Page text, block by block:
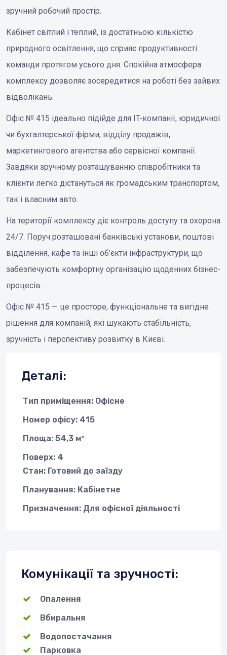
зручний робочий простір.
Кабінет світлий і теплий, із достатньою кількістю
природного освітлення, що сприяє продуктивності
команди протягом усього дня. Спокійна атмосфера
комплексу дозволяє зосередитися на роботі без зайвих
відволікань.
Офіс № 415 ідеально підійде для IT-компанії, юридичної
чи бухгалтерської фірми, відділу продажів,
маркетингового агентства або сервісної компанії.
Завдяки зручному розташуванню співробітники та
клієнти легко дістануться як громадським транспортом,
так і власним авто.
На території комплексу діє контроль доступу та охорона
24/7. Поруч розташовані банківські установи, поштові
відділення, кафе та інші об’єкти інфраструктури, що
забезпечують комфортну організацію щоденних бізнес-
процесів.
Офіс № 415 — це просторе, функціональне та вигідне
рішення для компаній, які шукають стабільність,
зручність і перспективу розвитку в Києві.
Деталі:
Тип приміщення: Офісне
Номер офісу: 415
Площа: 54,3 м²
Поверх: 4
Стан: Готовий до заїзду
Планування: Кабінетне
Призначення: Для офісної діяльності
Комунікації та зручності:
Опалення
Вбиральня
Водопостачання
Парковка